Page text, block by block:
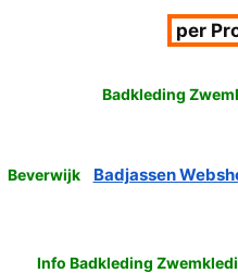
Badkleding
Beverwijk Badjassen
Info Badkleding